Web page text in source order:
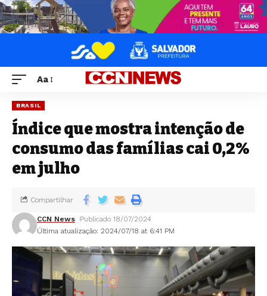
Aa
BRASIL
Índice que mostra intenção de
consumo das famílias cai 0,2%
em julho
Última atualização: 2024/07/18 at 6:41 PM
CCN News Publicado 18/07/2024
Compartilhar